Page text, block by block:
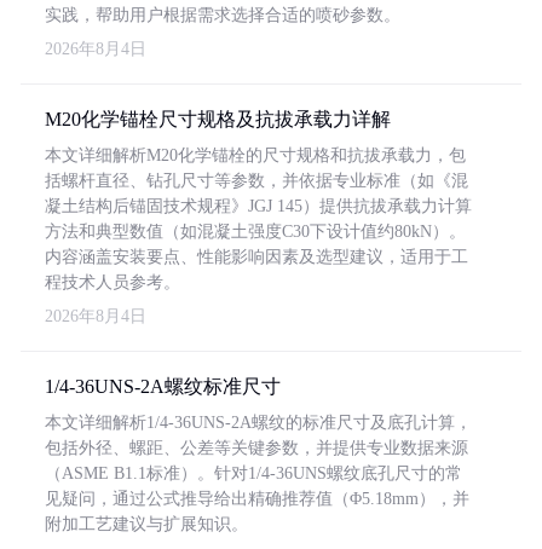
实践，帮助用户根据需求选择合适的喷砂参数。
2026年8月4日
M20化学锚栓尺寸规格及抗拔承载力详解
本文详细解析M20化学锚栓的尺寸规格和抗拔承载力，包
括螺杆直径、钻孔尺寸等参数，并依据专业标准（如《混
凝土结构后锚固技术规程》JGJ 145）提供抗拔承载力计算
方法和典型数值（如混凝土强度C30下设计值约80kN）。
内容涵盖安装要点、性能影响因素及选型建议，适用于工
程技术人员参考。
2026年8月4日
1/4-36UNS-2A螺纹标准尺寸
本文详细解析1/4-36UNS-2A螺纹的标准尺寸及底孔计算，
包括外径、螺距、公差等关键参数，并提供专业数据来源
（ASME B1.1标准）。针对1/4-36UNS螺纹底孔尺寸的常
见疑问，通过公式推导给出精确推荐值（Φ5.18mm），并
附加工艺建议与扩展知识。